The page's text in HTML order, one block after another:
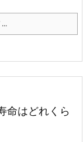
命はどれくら